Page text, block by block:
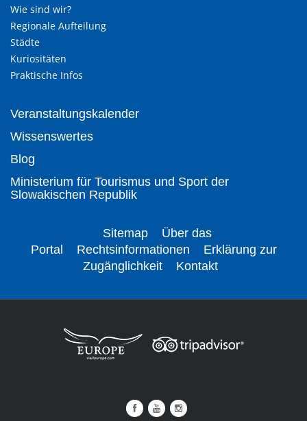
Wie sind wir?
Regionale Aufteilung
Städte
Kuriositäten
Praktische Infos
Veranstaltungskalender
Wissenswertes
Blog
Ministerium für Tourismus und Sport der
Slowakischen Republik
Sitemap
Über das
Portal
Rechtsinformationen
Erklärung zur
Zugänglichkeit
Kontakt